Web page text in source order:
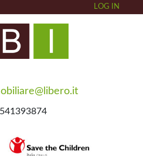
LOG IN